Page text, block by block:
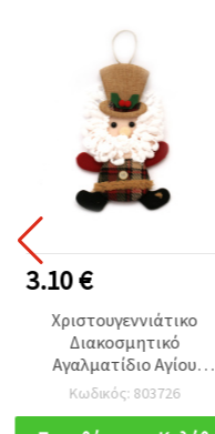
3.10 €
Χριστουγεννιάτικο
Διακοσμητικό
Αγαλματίδιο Αγίου
Βασίλη, 15x25x5±7 εκ.
Κωδικός: 803726